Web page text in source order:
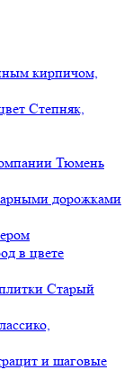
кирпичом,
Степняк,
Тюмень
дорожками
в цвете
Старый
и шаговые